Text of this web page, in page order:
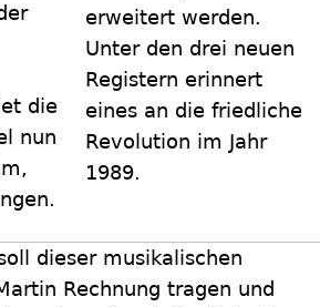
die
nun
erweitert werden.
Unter den drei neuen
Registern erinnert
eines an die friedliche
Revolution im Jahr
1989.
dieser musikalischen
Rechnung tragen und